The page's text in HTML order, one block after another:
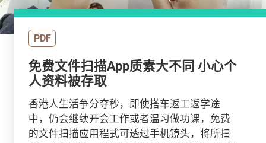
PDF
免费文件扫描App质素大不同 小心个
人资料被存取
香港人生活争分夺秒，即使搭车返工返学途
中，仍会继续开会工作或者温习做功课，免费
的文件扫描应用程式可透过手机镜头，将所扫